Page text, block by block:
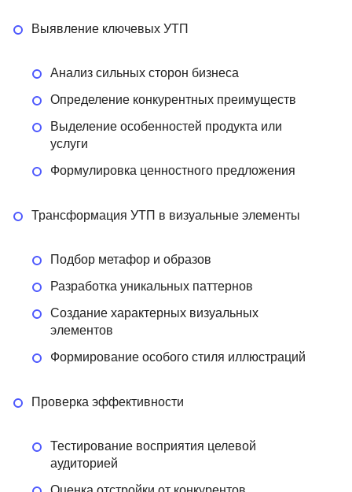
Выявление ключевых УТП
Анализ сильных сторон бизнеса
Определение конкурентных преимуществ
Выделение особенностей продукта или
услуги
Формулировка ценностного предложения
Трансформация УТП в визуальные элементы
Подбор метафор и образов
Разработка уникальных паттернов
Создание характерных визуальных
элементов
Формирование особого стиля иллюстраций
Проверка эффективности
Тестирование восприятия целевой
аудиторией